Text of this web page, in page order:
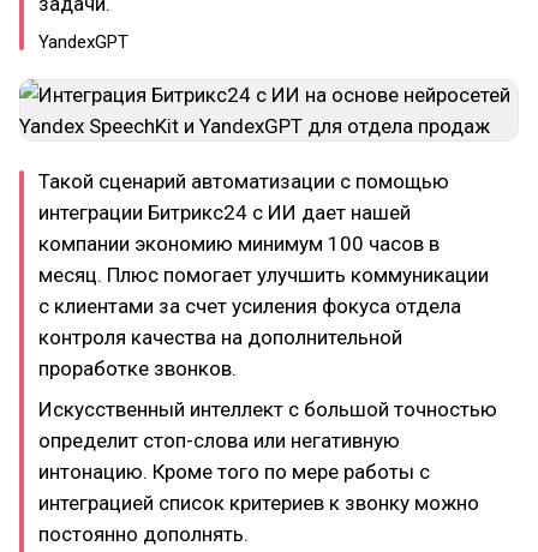
YandexGPT
Такой сценарий автоматизации с помощью
интеграции Битрикс24 с ИИ дает нашей
компании экономию минимум 100 часов в
месяц. Плюс помогает улучшить коммуникации
с клиентами за счет усиления фокуса отдела
контроля качества на дополнительной
проработке звонков.
Искусственный интеллект с большой точностью
определит стоп-слова или негативную
интонацию. Кроме того по мере работы с
интеграцией список критериев к звонку можно
постоянно дополнять.